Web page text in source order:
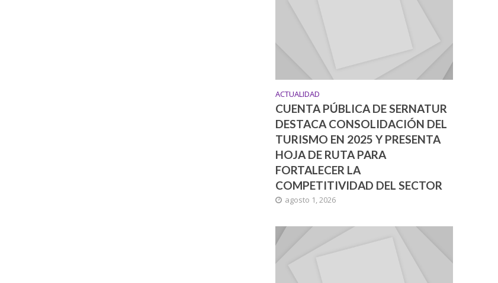
ACTUALIDAD
CUENTA PÚBLICA DE SERNATUR
DESTACA CONSOLIDACIÓN DEL
TURISMO EN 2025 Y PRESENTA
HOJA DE RUTA PARA
FORTALECER LA
COMPETITIVIDAD DEL SECTOR
agosto 1, 2026